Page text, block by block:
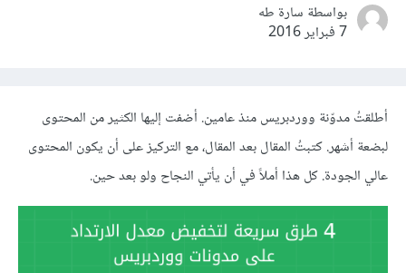
بواسطة سارة طه
7 فبراير 2016
أطلقتُ مدوّنة ووردبريس منذ عامين. أضفت إليها الكثير من المحتوى
لبضعة أشهر. كتبتُ المقال بعد المقال، مع التركيز على أن يكون المحتوى
عالي الجودة. كل هذا أملاً في أن يأتي النجاح ولو بعد حين.